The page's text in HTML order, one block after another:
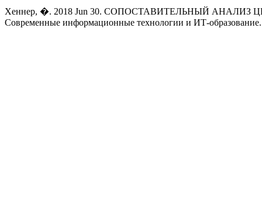
Хеннер, �. 2018 Jun 30. СОПОСТАВИТЕЛЬНЫЙ
Современные информационные технологии и ИТ-